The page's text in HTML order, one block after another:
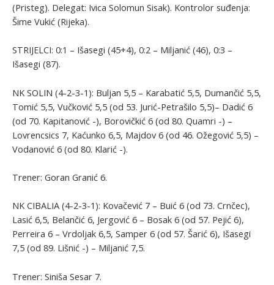
(Pristeg). Delegat: Ivica Solomun Sisak). Kontrolor suđenja:
Šime Vukić (Rijeka).
STRIJELCI: 0:1 – Išasegi (45+4), 0:2 – Miljanić (46), 0:3 –
Išasegi (87).
NK SOLIN (4-2-3-1): Buljan 5,5 – Karabatić 5,5, Dumančić 5,5,
Tomić 5,5, Vučković 5,5 (od 53. Jurić-Petrašilo 5,5)– Dadić 6
(od 70. Kapitanović -), Borovičkić 6 (od 80. Quamri -) –
Lovrencsics 7, Kaćunko 6,5, Majdov 6 (od 46. Ožegović 5,5) –
Vodanović 6 (od 80. Klarić -).
Trener: Goran Granić 6.
NK CIBALIA (4-2-3-1): Kovačević 7 – Buić 6 (od 73. Crnčec),
Lasić 6,5, Belančić 6, Jergović 6 – Bosak 6 (od 57. Pejić 6),
Perreira 6 – Vrdoljak 6,5, Samper 6 (od 57. Šarić 6), Išasegi
7,5 (od 89. Lišnić -) – Miljanić 7,5.
Trener: Siniša Sesar 7.